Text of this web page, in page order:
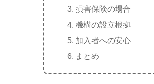
損害保険の場合
機構の設立根拠
加入者への安心
まとめ